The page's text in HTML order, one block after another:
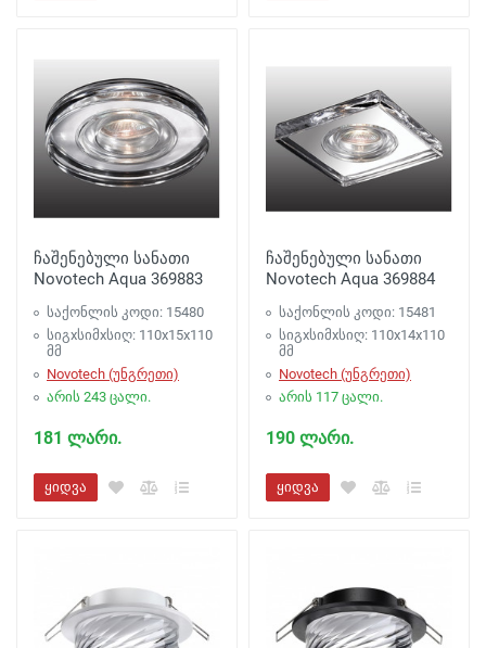
ჩაშენებული სანათი
Novotech Aqua 369883
საქონლის კოდი: 15480
სიგxსიმxსიღ: 110x15x110
მმ
Novotech (უნგრეთი)
არის 243 ცალი.
181 ლარი.
ყიდვა
ჩაშენებული სანათი
Novotech Aqua 369884
საქონლის კოდი: 15481
სიგxსიმxსიღ: 110x14x110
მმ
Novotech (უნგრეთი)
არის 117 ცალი.
190 ლარი.
ყიდვა